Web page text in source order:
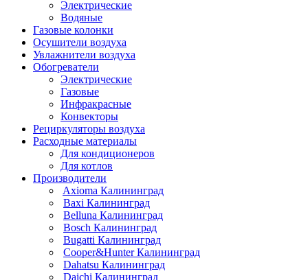
Электрические
Водяные
Газовые колонки
Осушители воздуха
Увлажнители воздуха
Обогреватели
Электрические
Газовые
Инфракрасные
Конвекторы
Рециркуляторы воздуха
Расходные материалы
Для кондиционеров
Для котлов
Производители
Axioma Калининград
Baxi Калининград
Belluna Калининград
Bosch Калининград
Bugatti Калининград
Cooper&Hunter Калининград
Dahatsu Калининград
Daichi Калининград